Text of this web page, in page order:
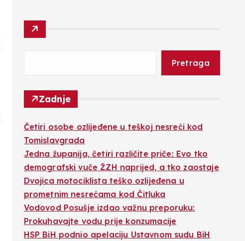
Pretraga
Zadnje
Četiri osobe ozlijeđene u teškoj nesreći kod
Tomislavgrada
Jedna županija, četiri različite priče: Evo tko
demografski vuče ŽZH naprijed, a tko zaostaje
Dvojica motociklista teško ozlijeđena u
prometnim nesrećama kod Čitluka
Vodovod Posušje izdao važnu preporuku:
Prokuhavajte vodu prije konzumacije
HSP BiH podnio apelaciju Ustavnom sudu BiH